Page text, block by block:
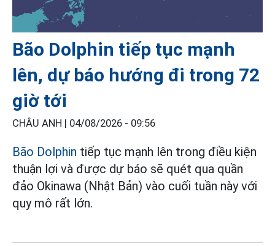
Bão Dolphin tiếp tục mạnh
lên, dự báo hướng đi trong 72
giờ tới
CHÂU ANH | 04/08/2026 - 09:56
Bão Dolphin tiếp tục mạnh lên trong điều kiện
thuận lợi và được dự báo sẽ quét qua quần
đảo Okinawa (Nhật Bản) vào cuối tuần này với
quy mô rất lớn.